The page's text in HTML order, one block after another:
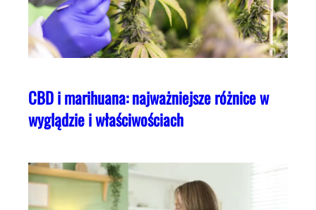
CBD i marihuana: najważniejsze różnice w
wyglądzie i właściwościach